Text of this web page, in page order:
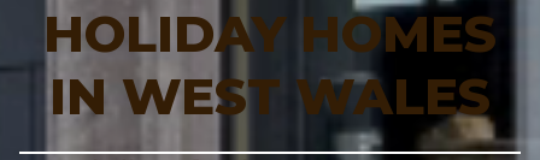
HOLIDAY HOMES
IN WEST WALES